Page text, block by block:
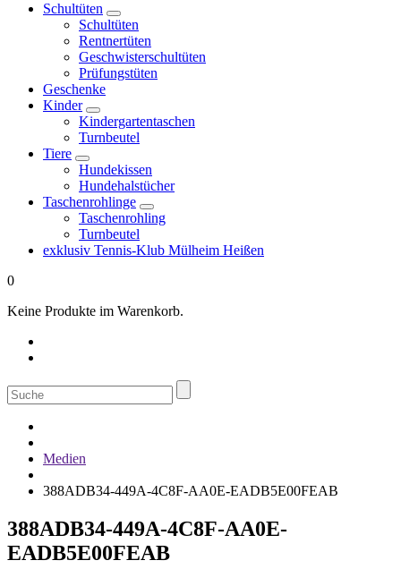
Schultüten
Schultüten
Rentnertüten
Geschwisterschultüten
Prüfungstüten
Geschenke
Kinder
Kindergartentaschen
Turnbeutel
Tiere
Hundekissen
Hundehalstücher
Taschenrohlinge
Taschenrohling
Turnbeutel
exklusiv Tennis-Klub Mülheim Heißen
0
Keine Produkte im Warenkorb.
Suche
nach:
Medien
388ADB34-449A-4C8F-AA0E-EADB5E00FEAB
388ADB34-449A-4C8F-AA0E-
EADB5E00FEAB